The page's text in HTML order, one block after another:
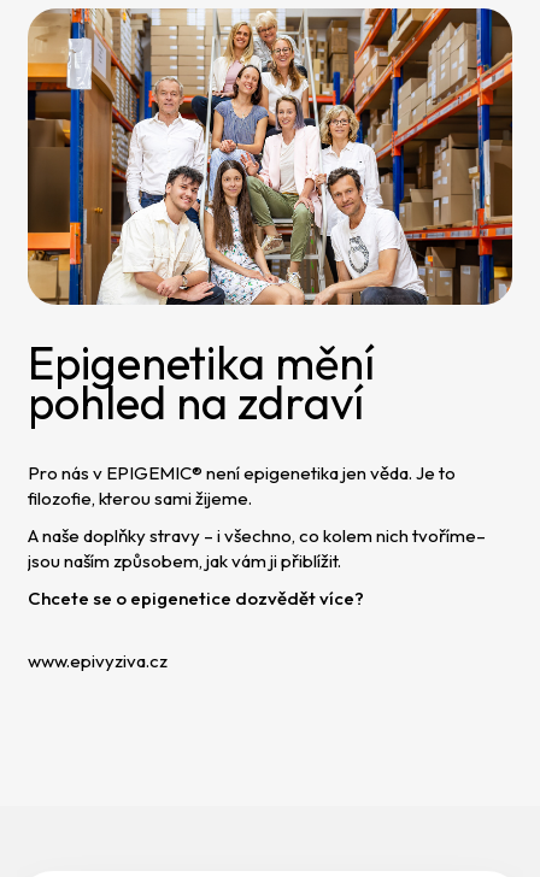
Epigenetika mění
pohled na zdraví
Pro nás v EPIGEMIC® není epigenetika jen věda. Je to
filozofie, kterou sami žijeme.
A naše doplňky stravy – i všechno, co kolem nich tvoříme–
jsou naším způsobem, jak vám ji přiblížit.
Chcete se o epigenetice dozvědět více?
www.epivyziva.cz